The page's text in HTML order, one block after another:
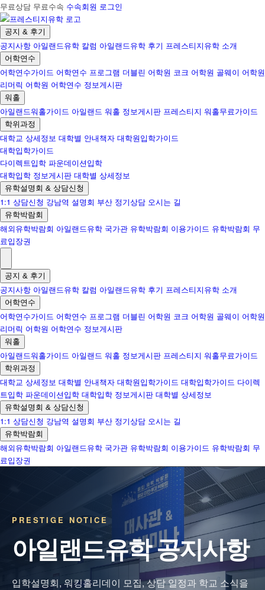
무료상담 무료수속 수속회원 로그인
공지 & 후기
공지사항 아일랜드유학 칼럼 아일랜드유학 후기 프레스티지유학 소개
어학연수
어학연수가이드 어학연수 프로그램 더블린 어학원 코크 어학원 골웨이 어학원
리머릭 어학원 어학연수 정보게시판
워홀
아일랜드워홀가이드 아일랜드 워홀 정보게시판 프레스티지 워홀무료가이드
학위과정
대학교 상세정보 대학별 안내책자 대학원입학가이드
대학입학가이드
다이렉트입학 파운데이션입학
대학입학 정보게시판 대학별 상세정보
유학설명회 & 상담신청
1:1 상담신청 강남역 설명회 부산 정기상담 오시는 길
유학박람회
해외유학박람회 아일랜드유학 국가관 유학박람회 이용가이드 유학박람회 무
료입장권
공지 & 후기
공지사항 아일랜드유학 칼럼 아일랜드유학 후기 프레스티지유학 소개
어학연수
어학연수가이드 어학연수 프로그램 더블린 어학원 코크 어학원 골웨이 어학원
리머릭 어학원 어학연수 정보게시판
워홀
아일랜드워홀가이드 아일랜드 워홀 정보게시판 프레스티지 워홀무료가이드
학위과정
대학교 상세정보 대학별 안내책자 대학원입학가이드 대학입학가이드 다이렉
트입학 파운데이션입학 대학입학 정보게시판 대학별 상세정보
유학설명회 & 상담신청
1:1 상담신청 강남역 설명회 부산 정기상담 오시는 길
유학박람회
해외유학박람회 아일랜드유학 국가관 유학박람회 이용가이드 유학박람회 무
료입장권
PRESTIGE NOTICE
아일랜드유학 공지사항
입학설명회, 워킹홀리데이 모집, 상담 일정과 학교 소식을